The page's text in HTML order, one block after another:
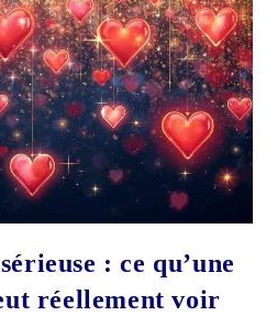
: ce qu’une
réellement voir